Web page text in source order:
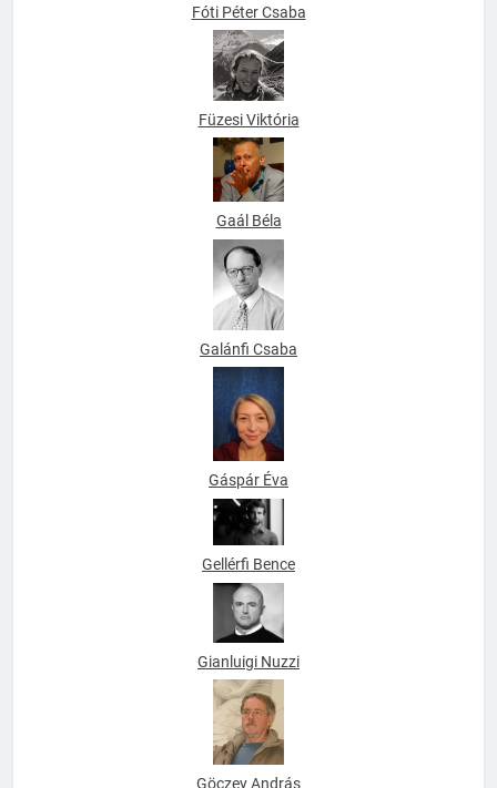
Fóti Péter Csaba
Füzesi Viktória
Gaál Béla
Galánfi Csaba
Gáspár Éva
Gellérfi Bence
Gianluigi Nuzzi
Göczey András